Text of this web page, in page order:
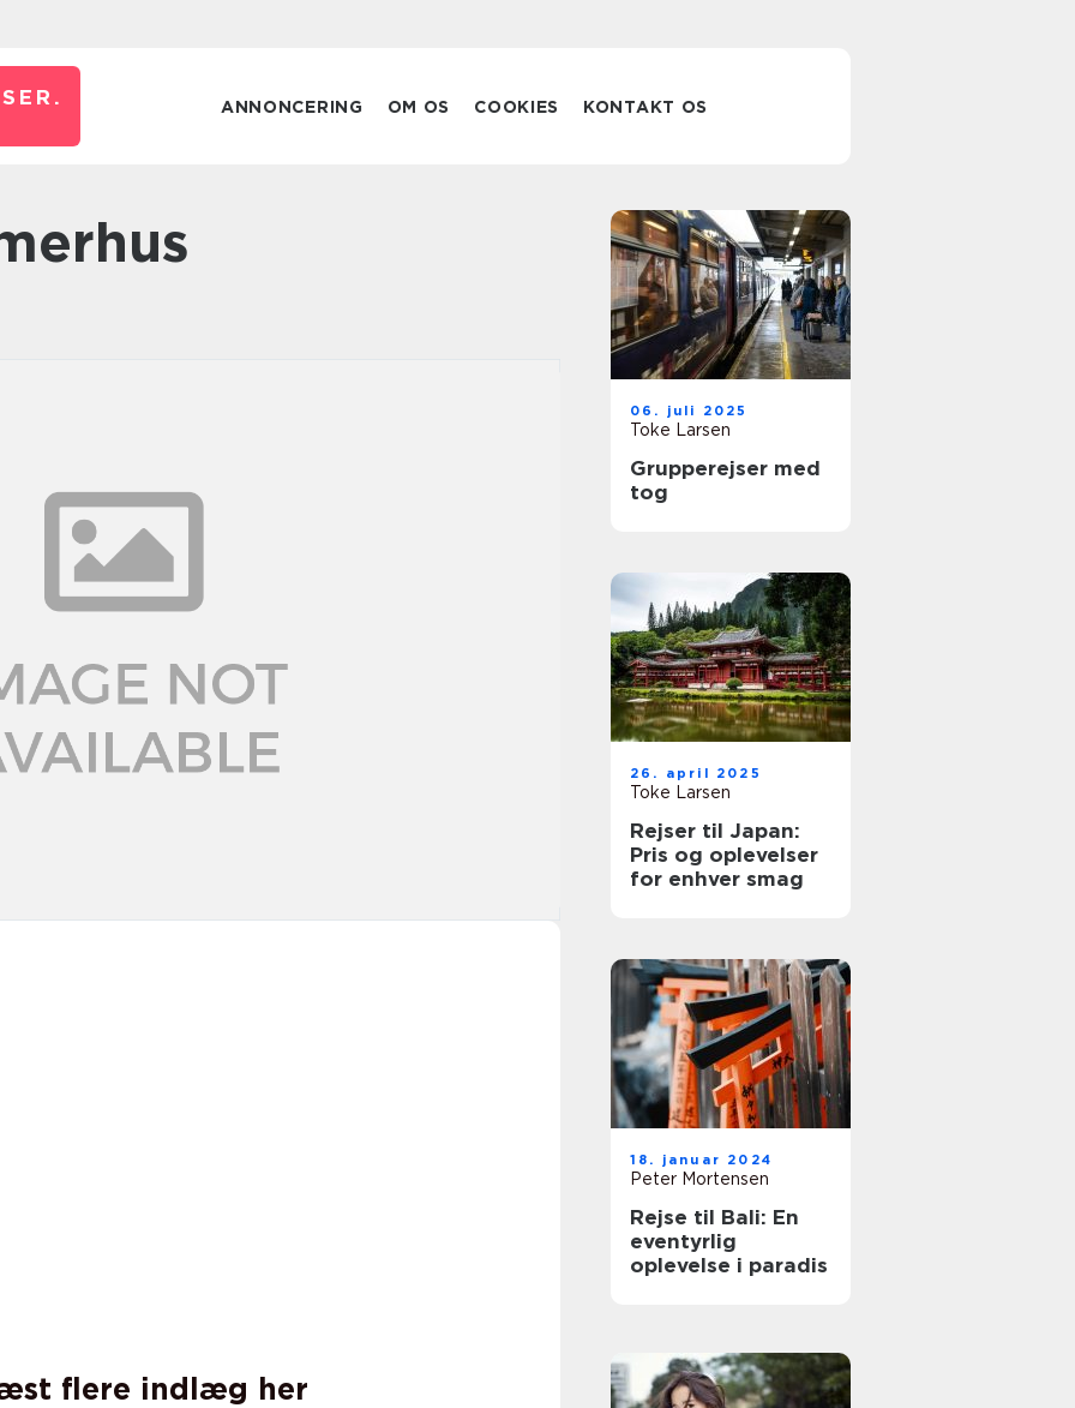
ANNONCERING OM OS COOKIES KONTAKT OS
flere indlæg her
06. juli 2025
Toke Larsen
Grupperejser med
tog
26. april 2025
Toke Larsen
Rejser til Japan:
Pris og oplevelser
for enhver smag
18. januar 2024
Peter Mortensen
Rejse til Bali: En
eventyrlig
oplevelse i paradis